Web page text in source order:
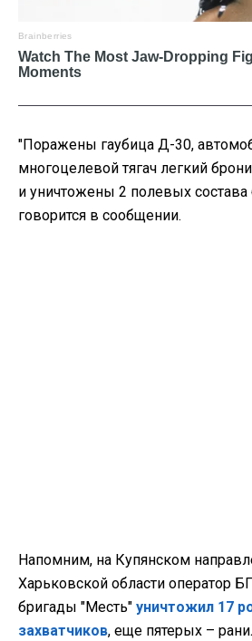
"Поражены гаубица Д-30,
многоцелевой тягач легкий
и уничтожены 2 полевых состава
говорится в сообщении.
Напомним, на Купянском
Харьковской области оператор
бригады "Месть" уничтожил 17
захватчиков, еще пятерых –